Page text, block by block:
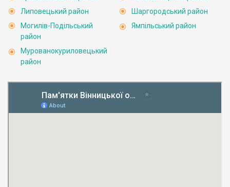
Липовецький район
Могилів-Подільський
район
Мурованокуриловецький
район
Шаргородський район
Ямпільський район